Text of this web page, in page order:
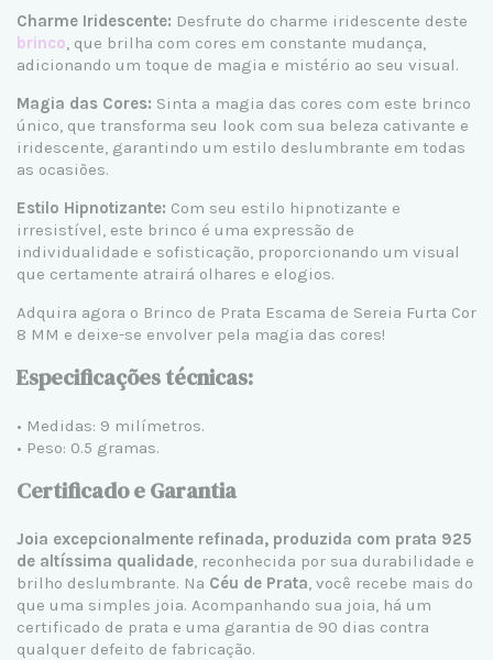
Charme Iridescente: Desfrute do charme iridescente deste
brinco, que brilha com cores em constante mudança,
adicionando um toque de magia e mistério ao seu visual.
Magia das Cores: Sinta a magia das cores com este brinco
único, que transforma seu look com sua beleza cativante e
iridescente, garantindo um estilo deslumbrante em todas
as ocasiões.
Estilo Hipnotizante: Com seu estilo hipnotizante e
irresistível, este brinco é uma expressão de
individualidade e sofisticação, proporcionando um visual
que certamente atrairá olhares e elogios.
Adquira agora o Brinco de Prata Escama de Sereia Furta Cor
8 MM e deixe-se envolver pela magia das cores!
Especificações técnicas:
• Medidas: 9 milímetros.
• Peso: 0.5 gramas.
Certificado e Garantia
Joia excepcionalmente refinada, produzida com prata 925
de altíssima qualidade, reconhecida por sua durabilidade e
brilho deslumbrante. Na Céu de Prata, você recebe mais do
que uma simples joia. Acompanhando sua joia, há um
certificado de prata e uma garantia de 90 dias contra
qualquer defeito de fabricação.